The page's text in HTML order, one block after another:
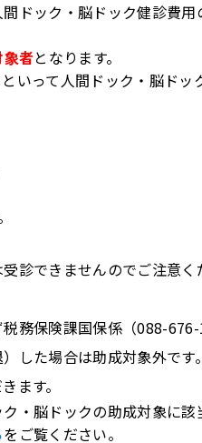
ドック・脳ドック健診費用
者となります。
いって人間ドック・脳ドッ
診できませんのでご注意く
務保険課国保係（088-676-
した場合は助成対象外で
ます。
・脳ドックの助成対象に
をご覧ください。